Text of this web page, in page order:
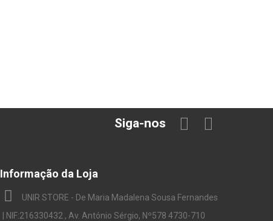
Siga-nos
Informação da Loja
UNIR STORE - De Maria Madalena Sousa Fernandes
| NIF:216330432 , Av. António Sérgio, Nº578 4730-710